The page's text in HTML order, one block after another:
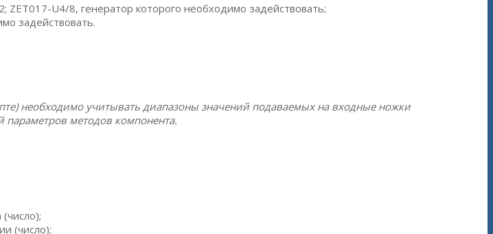
ZET017-U4/8, генератор которого необходимо задействовать;
задействовать.
необходимо учитывать диапазоны значений подаваемых на входные ножки
параметров методов компонента.
(число);